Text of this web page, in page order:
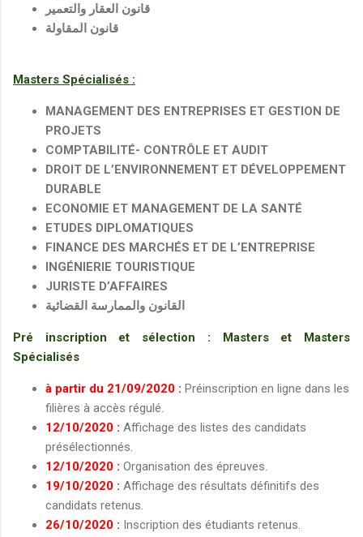
قانون العقار والتعمير
قانون المقاولة
Masters Spécialisés :
MANAGEMENT DES ENTREPRISES ET GESTION DE
PROJETS
COMPTABILITÉ- CONTRÔLE ET AUDIT
DROIT DE L’ENVIRONNEMENT ET DÉVELOPPEMENT
DURABLE
ECONOMIE ET MANAGEMENT DE LA SANTÉ
ETUDES DIPLOMATIQUES
FINANCE DES MARCHÉS ET DE L’ENTREPRISE
INGÉNIERIE TOURISTIQUE
JURISTE D’AFFAIRES
القانون والممارسة القضائية
Pré inscription et sélection : Masters et Masters
Spécialisés
à partir du 21/09/2020 : Préinscription en ligne dans les
filières à accès régulé.
12/10/2020 : Affichage des listes des candidats
présélectionnés.
12/10/2020 : Organisation des épreuves.
19/10/2020 : Affichage des résultats définitifs des
candidats retenus.
26/10/2020 : Inscription des étudiants retenus.